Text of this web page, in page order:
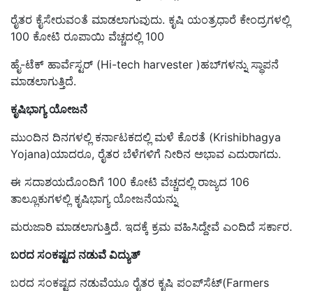
ರೈತರ ಕೈಸೇರುವಂತೆ ಮಾಡಲಾಗುವುದು. ಕೃಷಿ ಯಂತ್ರಧಾರೆ ಕೇಂದ್ರಗಳಲ್ಲಿ
100 ಕೋಟಿ ರೂಪಾಯಿ ವೆಚ್ಚದಲ್ಲಿ 100
ಹೈ-ಟೆಕ್ ಹಾರ್ವೆಸ್ಟರ್ (Hi-tech harvester )ಹಬ್‌ಗಳನ್ನು ಸ್ಥಾಪನೆ
ಮಾಡಲಾಗುತ್ತಿದೆ.
ಕೃಷಿಭಾಗ್ಯ ಯೋಜನೆ
ಮುಂದಿನ ದಿನಗಳಲ್ಲಿ ಕರ್ನಾಟಕದಲ್ಲಿ ಮಳೆ ಕೊರತೆ (Krishibhagya
Yojana)ಯಾದರೂ, ರೈತರ ಬೆಳೆಗಳಿಗೆ ನೀರಿನ ಅಭಾವ ಎದುರಾಗದು.
ಈ ಸದಾಶಯದೊಂದಿಗೆ 100 ಕೋಟಿ ವೆಚ್ಚದಲ್ಲಿ ರಾಜ್ಯದ 106
ತಾಲ್ಲೂಕುಗಳಲ್ಲಿ ಕೃಷಿಭಾಗ್ಯ ಯೋಜನೆಯನ್ನು
ಮರುಜಾರಿ ಮಾಡಲಾಗುತ್ತಿದೆ. ಇದಕ್ಕೆ ಕ್ರಮ ವಹಿಸಿದ್ದೇವೆ ಎಂದಿದೆ ಸರ್ಕಾರ.
ಬರದ ಸಂಕಷ್ಟದ ನಡುವೆ ವಿದ್ಯುತ್‌
ಬರದ ಸಂಕಷ್ಟದ ನಡುವೆಯೂ ರೈತರ ಕೃಷಿ ಪಂಪ್‌ಸೆಟ್‌(Farmers